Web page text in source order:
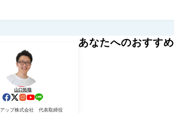
山口拓哉
ップ株式会社 代表取締役
あなたへのおすすめ